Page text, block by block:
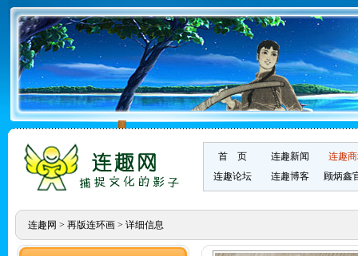
首 页 连趣新闻
连趣
连趣论坛
连趣博客 顾炳鑫
连趣网 > 再版连环画> 详细信息